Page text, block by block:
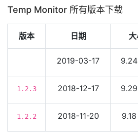
Temp Monitor 所有版本下载
版本 日期
2019-03-17
1.2.3 2018-12-17
1.2.2 2018-11-20